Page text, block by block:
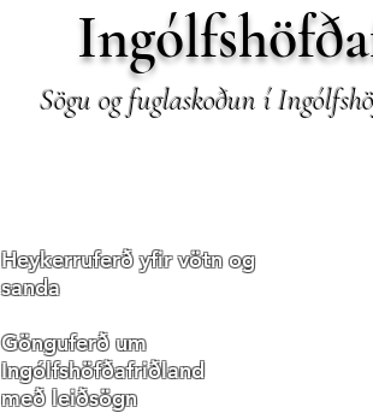
Sögu og fuglaskoðun í
Heykerruferð yfir vötn og
sanda
Gönguferð um
Ingólfshöfðafriðland
með leiðsögn